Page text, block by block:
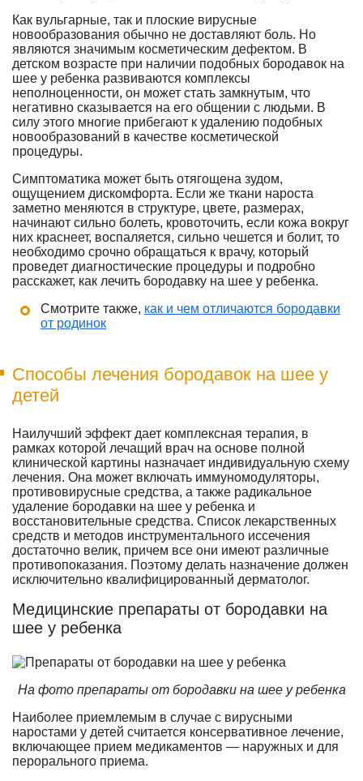
Как вульгарные, так и плоские вирусные
новообразования обычно не доставляют боль. Но
являются значимым косметическим дефектом. В
детском возрасте при наличии подобных бородавок на
шее у ребенка развиваются комплексы
неполноценности, он может стать замкнутым, что
негативно сказывается на его общении с людьми. В
силу этого многие прибегают к удалению подобных
новообразований в качестве косметической
процедуры.
Симптоматика может быть отягощена зудом,
ощущением дискомфорта. Если же ткани нароста
заметно меняются в структуре, цвете, размерах,
начинают сильно болеть, кровоточить, если кожа вокруг
них краснеет, воспаляется, сильно чешется и болит, то
необходимо срочно обращаться к врачу, который
проведет диагностические процедуры и подробно
расскажет, как лечить бородавку на шее у ребенка.
Смотрите также, как и чем отличаются бородавки
от родинок
Способы лечения бородавок на шее у
детей
Наилучший эффект дает комплексная терапия, в
рамках которой лечащий врач на основе полной
клинической картины назначает индивидуальную схему
лечения. Она может включать иммуномодуляторы,
противовирусные средства, а также радикальное
удаление бородавки на шее у ребенка и
восстановительные средства. Список лекарственных
средств и методов инструментального иссечения
достаточно велик, причем все они имеют различные
противопоказания. Поэтому делать назначение должен
исключительно квалифицированный дерматолог.
Медицинские препараты от бородавки на
шее у ребенка
На фото препараты от бородавки на шее у ребенка
Наиболее приемлемым в случае с вирусными
наростами у детей считается консервативное лечение,
включающее прием медикаментов — наружных и для
перорального приема.